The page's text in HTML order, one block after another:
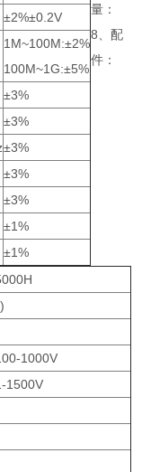
±2%±0.2V
1M~100M:±2%
100M~1G:±5%
±3%
±3%
±3%
±3%
±3%
±1%
±1%
1000V
1500V
量：
8、配
件：